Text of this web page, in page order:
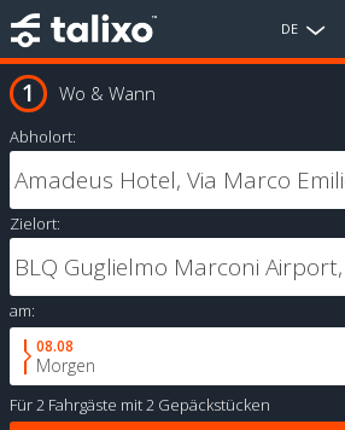
DE
Wo & Wann
Abholort:
Zielort:
am:
08.08
Morgen
Für2 Fahrgäste mit2 Gepäckstücken